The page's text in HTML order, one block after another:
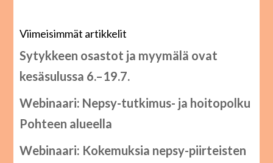
Viimeisimmät artikkelit
Sytykkeen osastot ja myymälä ovat
kesäsulussa 6.–19.7.
Webinaari: Nepsy-tutkimus- ja hoitopolku
Pohteen alueella
Webinaari: Kokemuksia nepsy-piirteisten